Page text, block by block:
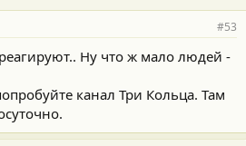
#53
Ну что ж мало людей -
канал Три Кольца. Там